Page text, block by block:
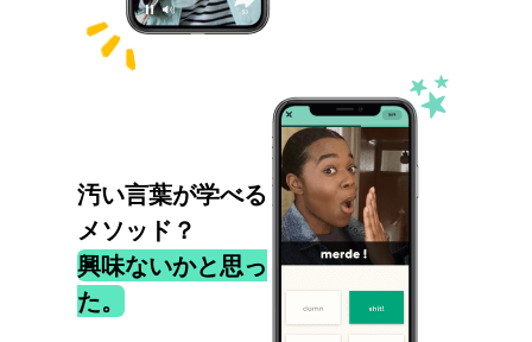
汚い言葉が学べる
メソッド？
興味ないかと思っ
た。